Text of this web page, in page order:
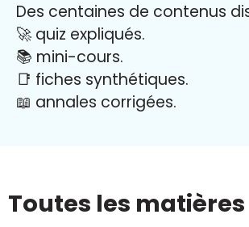
Des centaines de contenus
🚀 quiz expliqués.
📚 mini-cours.
📑 fiches synthétiques.
📖 annales corrigées.
Toutes les matières